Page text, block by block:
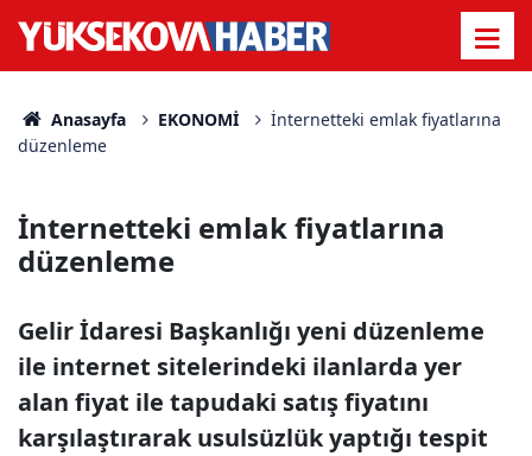
Anasayfa EKONOMİ
İnternetteki emlak fiyatlarına
düzenleme
İnternetteki emlak fiyatlarına
düzenleme
Gelir İdaresi Başkanlığı yeni düzenleme
ile internet sitelerindeki ilanlarda yer
alan fiyat ile tapudaki satış fiyatını
karşılaştırarak usulsüzlük yaptığı tespit